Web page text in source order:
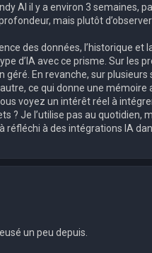
AI il y a environ 3 semaines,
mais plutôt
des données, l’historique et
d’IA avec ce prisme. Sur les
En revanche, sur plusieurs
ce qui donne une
voyez un intérêt réel à
? Je l’utilise pas au quotidien,
à des intégrations IA
un peu depuis.